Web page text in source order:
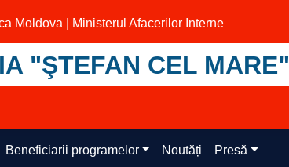
Moldova | Ministerul Afacerilor Interne
"ŞTEFAN CEL MARE"
Beneficiarii programelor Noutăți Presă